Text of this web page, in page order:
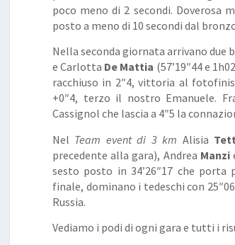
poco meno di 2 secondi. Doverosa
posto a meno di 10 secondi dal
Nella seconda giornata arrivano due
e Carlotta De Mattia (57’19″44 e
racchiuso in 2″4, vittoria al
+0″4, terzo il nostro Emanuele.
Cassignol che lascia a 4″5 la
Nel Team event di 3 km Alisia
precedente alla gara), Andrea Manzi
sesto posto in 34’26″17 che
finale, dominano i tedeschi con
Russia.
Vediamo i podi di ogni gara e tutti i